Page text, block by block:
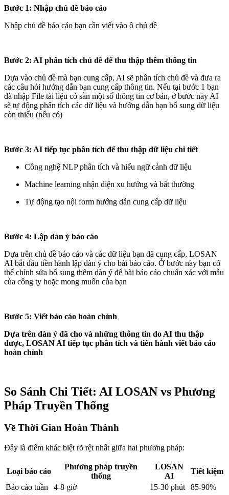
Bước 1: Nhập chủ đề báo cáo
Nhập chủ đề báo cáo bạn cần viết vào ô chủ đề
Bước 2: AI phân tích chủ đề để thu thập thêm thông tin
Dựa vào chủ đề mà bạn cung cấp, AI sẽ phân tích chủ đề và đưa ra
các câu hỏi hướng dẫn bạn cung cấp thông tin. Nếu tại bước 1 bạn
đã nhập File tài liệu có sẵn một số thông tin cơ bản, ở bước này AI
sẽ tự động phân tích các dữ liệu và hướng dẫn bạn bổ sung dữ liệu
còn thiếu (nếu có)
Bước 3: AI tiếp tục phân tích để thu thập dữ liệu chi tiết
Công nghệ NLP phân tích và hiểu ngữ cảnh dữ liệu
Machine learning nhận diện xu hướng và bất thường
Tự động tạo nội form hướng dẫn cung cấp dữ liệu
Bước 4: Lập dàn ý báo cáo
Dựa trên chủ đề báo cáo và các dữ liệu bạn đã cung cấp, LOSAN
AI bắt đầu tiền hành lập dàn ý cho bài báo cáo. Ở bước này bạn có
thể chỉnh sửa bổ sung thêm dàn ý để bài báo cáo chuẩn xác với mẫu
của công ty hoặc mong muốn của bạn
Bước 5: Viết báo cáo hoàn chỉnh
Dựa trên dàn ý đã cho và những thông tin do AI thu thập
được, LOSAN AI tiếp tục phân tích và tiến hành viết báo cáo
hoàn chỉnh
So Sánh Chi Tiết: AI LOSAN vs Phương
Pháp Truyền Thống
Về Thời Gian Hoàn Thành
Đây là điểm khác biệt rõ rệt nhất giữa hai phương pháp:
Loại báo cáo
Phương pháp truyền
thống
LOSAN
AI
Tiết kiệm
Báo cáo tuần
4-8 giờ 15-30 phút
85-90%